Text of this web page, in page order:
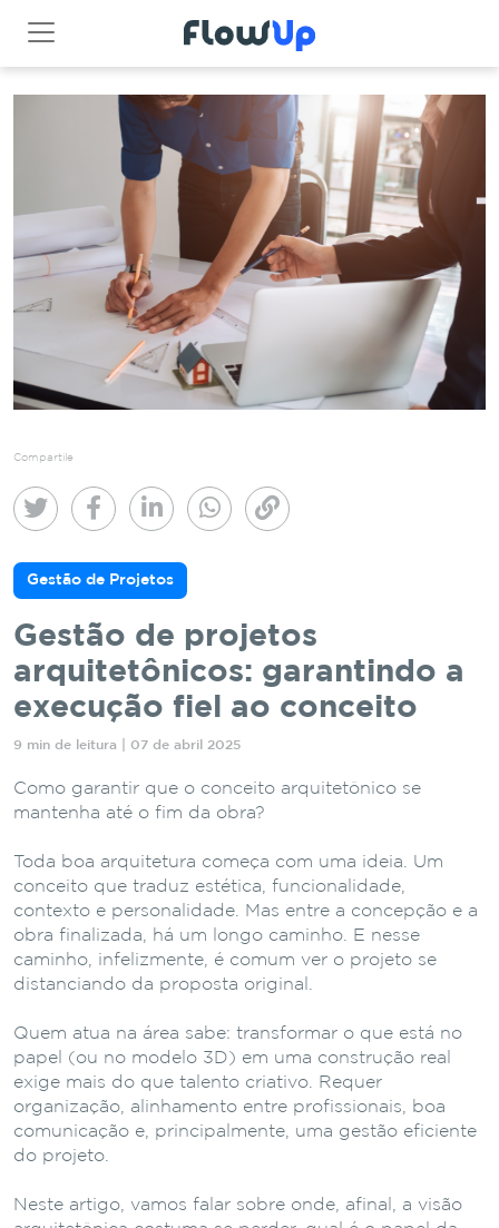
Compartile
Gestão de Projetos
Gestão de projetos
arquitetônicos: garantindo a
execução fiel ao conceito
9 min de leitura | 07 de abril 2025
Como garantir que o conceito arquitetônico se
mantenha até o fim da obra?
Toda boa arquitetura começa com uma ideia. Um
conceito que traduz estética, funcionalidade,
contexto e personalidade. Mas entre a concepção e a
obra finalizada, há um longo caminho. E nesse
caminho, infelizmente, é comum ver o projeto se
distanciando da proposta original.
Quem atua na área sabe: transformar o que está no
papel (ou no modelo 3D) em uma construção real
exige mais do que talento criativo. Requer
organização, alinhamento entre profissionais, boa
comunicação e, principalmente, uma gestão eficiente
do projeto.
Neste artigo, vamos falar sobre onde, afinal, a visão